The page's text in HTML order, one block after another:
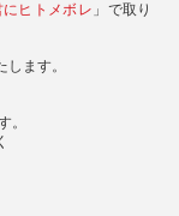
ンと向き合い、
た発色なので
にヒトメボレ 」で取り
ます。
。